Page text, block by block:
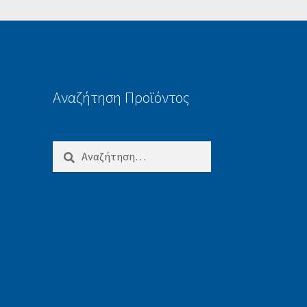
Αναζήτηση Προϊόντος
Αναζήτηση